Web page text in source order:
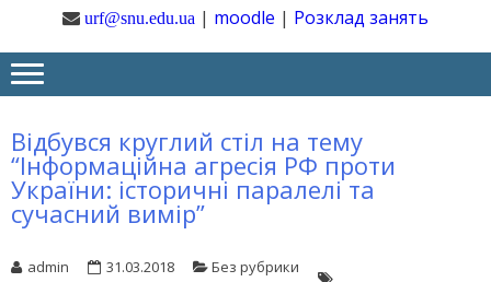
І
urf@snu.edu.ua | moodle | Розклад занять
Відбувся круглий стіл на тему
“Інформаційна агресія РФ проти
України: історичні паралелі та
сучасний вимір”
admin 31.03.2018
Без рубрики